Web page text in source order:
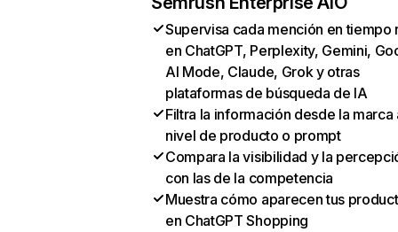
Supervisa cada mención en tiempo
en ChatGPT, Perplexity, Gemini,
AI Mode, Claude, Grok y otras
plataformas de búsqueda de IA
Filtra la información desde la marca
nivel de producto o prompt
Compara la visibilidad y la
con las de la competencia
Muestra cómo aparecen tus
en ChatGPT Shopping